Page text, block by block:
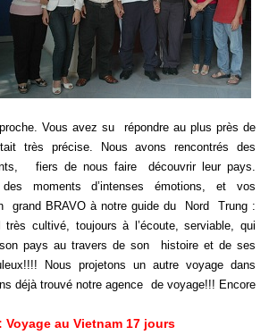
Vous avez su répondre au plus près de
très précise. Nous avons rencontrés des
fiers de nous faire découvrir leur pays.
moments d’intenses émotions, et vos
grand BRAVO à notre guide du Nord Trung :
très cultivé, toujours à l’écoute, serviable, qui
pays au travers de son histoire et de ses
Nous projetons un autre voyage dans
déjà trouvé notre agence de voyage!!! Encore
Voyage au Vietnam 17 jours